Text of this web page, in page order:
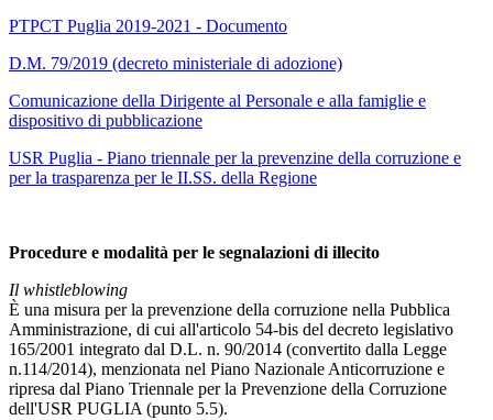
PTPCT Puglia 2019-2021 - Documento
D.M. 79/2019 (decreto ministeriale di adozione)
Comunicazione della Dirigente al Personale e alla famiglie e
dispositivo di pubblicazione
USR Puglia - Piano triennale per la prevenzine della corruzione e
per la trasparenza per le II.SS. della Regione
Procedure e modalità per le segnalazioni di illecito
Il whistleblowing
È una misura per la prevenzione della corruzione nella Pubblica
Amministrazione, di cui all'articolo 54-bis del decreto legislativo
165/2001 integrato dal D.L. n. 90/2014 (convertito dalla Legge
n.114/2014), menzionata nel Piano Nazionale Anticorruzione e
ripresa dal Piano Triennale per la Prevenzione della Corruzione
dell'USR PUGLIA (punto 5.5).